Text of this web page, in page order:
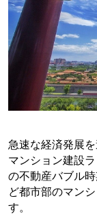
急速な経済発展
マンション建設
の不動産バブル
ど都市部のマン
す。